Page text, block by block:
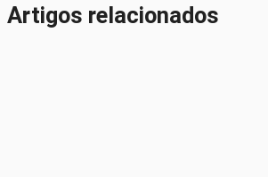
Artigos relacionados